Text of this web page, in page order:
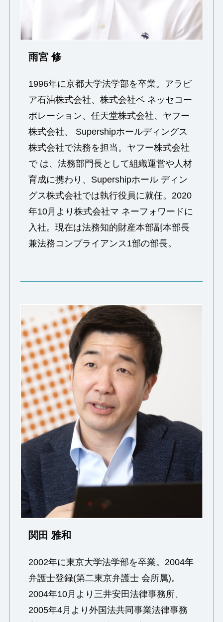
雨宮 修
1996年に京都大学法学部を卒業。アラビ
ア石油株式会社、株式会社ベ ネッセコー
ポレーション、任天堂株式会社、ヤフー
株式会社、 Supershipホールディングス
株式会社で法務を担当。ヤフー株式会社
で は、法務部門長として組織運営や人材
育成に携わり、Supershipホール ディン
グス株式会社では執行役員に就任。2020
年10月より株式会社マ ネーフォワードに
入社。現在は法務知的財産本部副本部長
兼法務コンプライアンス1部の部長。
関田 雅和
2002年に東京大学法学部を卒業。2004年
弁護士登録(第二東京弁護士 会所属)。
2004年10月より三井安田法律事務所、
2005年4月より外国法共同事業法律事務